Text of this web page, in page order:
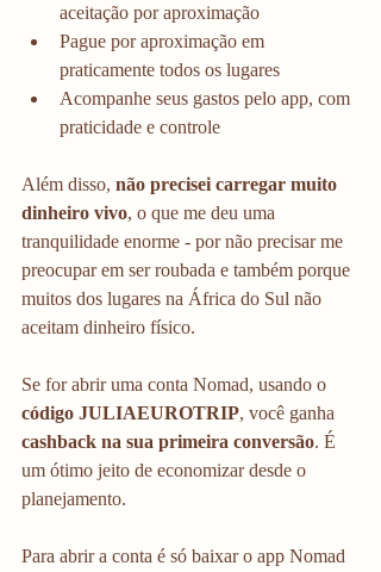
aceitação por aproximação
Pague por aproximação em
praticamente todos os lugares
Acompanhe seus gastos pelo app, com
praticidade e controle
Além disso, não precisei carregar muito
dinheiro vivo, o que me deu uma
tranquilidade enorme - por não precisar me
preocupar em ser roubada e também porque
muitos dos lugares na África do Sul não
aceitam dinheiro físico.
Se for abrir uma conta Nomad, usando o
código JULIAEUROTRIP, você ganha
cashback na sua primeira conversão. É
um ótimo jeito de economizar desde o
planejamento.
Para abrir a conta é só baixar o app Nomad